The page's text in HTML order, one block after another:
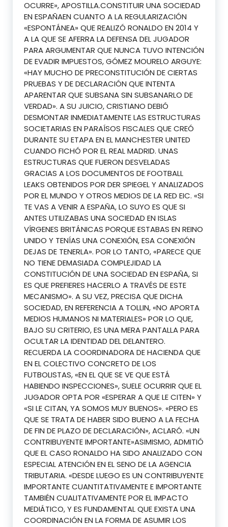
OCURRE», APOSTILLA.CONSTITUIR UNA SOCIEDAD
EN ESPAÑAEN CUANTO A LA REGULARIZACIÓN
«ESPONTÁNEA» QUE REALIZÓ RONALDO EN 2014 Y
A LA QUE SE AFERRA LA DEFENSA DEL JUGADOR
PARA ARGUMENTAR QUE NUNCA TUVO INTENCIÓN
DE EVADIR IMPUESTOS, GÓMEZ MOURELO ARGUYE:
«HAY MUCHO DE PRECONSTITUCIÓN DE CIERTAS
PRUEBAS Y DE DECLARACIÓN QUE INTENTA
APARENTAR QUE SUBSANA SIN SUBSANARLO DE
VERDAD». A SU JUICIO, CRISTIANO DEBIÓ
DESMONTAR INMEDIATAMENTE LAS ESTRUCTURAS
SOCIETARIAS EN PARAÍSOS FISCALES QUE CREÓ
DURANTE SU ETAPA EN EL MANCHESTER UNITED
CUANDO FICHÓ POR EL REAL MADRID. UNAS
ESTRUCTURAS QUE FUERON DESVELADAS
GRACIAS A LOS DOCUMENTOS DE FOOTBALL
LEAKS OBTENIDOS POR DER SPIEGEL Y ANALIZADOS
POR EL MUNDO Y OTROS MEDIOS DE LA RED EIC. «SI
TE VAS A VENIR A ESPAÑA, LO SUYO ES QUE SI
ANTES UTILIZABAS UNA SOCIEDAD EN ISLAS
VÍRGENES BRITÁNICAS PORQUE ESTABAS EN REINO
UNIDO Y TENÍAS UNA CONEXIÓN, ESA CONEXIÓN
DEJAS DE TENERLA». POR LO TANTO, «PARECE QUE
NO TIENE DEMASIADA COMPLEJIDAD LA
CONSTITUCIÓN DE UNA SOCIEDAD EN ESPAÑA, SI
ES QUE PREFIERES HACERLO A TRAVÉS DE ESTE
MECANISMO». A SU VEZ, PRECISA QUE DICHA
SOCIEDAD, EN REFERENCIA A TOLLIN, «NO APORTA
MEDIOS HUMANOS NI MATERIALES» POR LO QUE,
BAJO SU CRITERIO, ES UNA MERA PANTALLA PARA
OCULTAR LA IDENTIDAD DEL DELANTERO.
RECUERDA LA COORDINADORA DE HACIENDA QUE
EN EL COLECTIVO CONCRETO DE LOS
FUTBOLISTAS, «EN EL QUE SE VE QUE ESTÁ
HABIENDO INSPECCIONES», SUELE OCURRIR QUE EL
JUGADOR OPTA POR «ESPERAR A QUE LE CITEN» Y
«SI LE CITAN, YA SOMOS MUY BUENOS». «PERO ES
QUE SE TRATA DE HABER SIDO BUENO A LA FECHA
DE FIN DE PLAZO DE DECLARACIÓN», ACLARÓ. «UN
CONTRIBUYENTE IMPORTANTE»ASIMISMO, ADMITIÓ
QUE EL CASO RONALDO HA SIDO ANALIZADO CON
ESPECIAL ATENCIÓN EN EL SENO DE LA AGENCIA
TRIBUTARIA. «DESDE LUEGO ES UN CONTRIBUYENTE
IMPORTANTE CUANTITATIVAMENTE E IMPORTANTE
TAMBIÉN CUALITATIVAMENTE POR EL IMPACTO
MEDIÁTICO, Y ES FUNDAMENTAL QUE EXISTA UNA
COORDINACIÓN EN LA FORMA DE ASUMIR LOS